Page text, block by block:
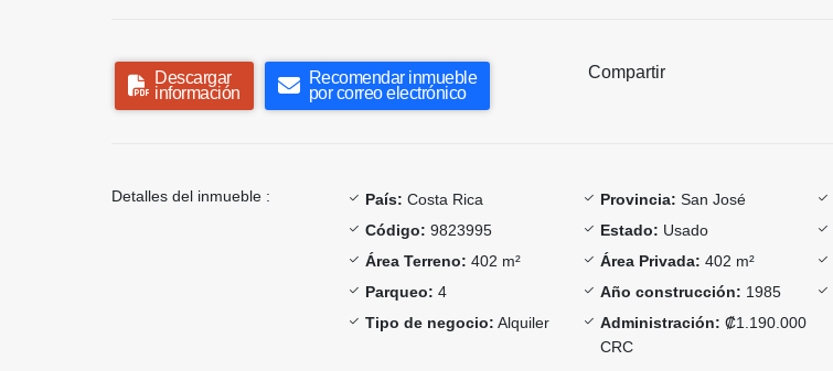
Descargar
información
Recomendar inmueble
por correo electrónico
Compartir
Detalles del inmueble : País: Costa Rica Provincia: San José
Código: 9823995 Estado: Usado
Área Terreno: 402 m² Área Privada: 402 m²
Parqueo: 4 Año construcción: 1985
Tipo de negocio: Alquiler Administración: ₡1.190.000
CRC